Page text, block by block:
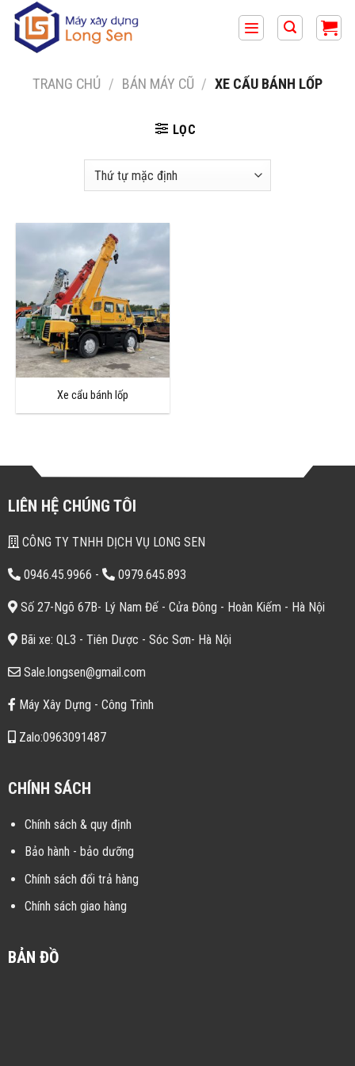
qua
TRANG CHỦ / BÁN MÁY CŨ / XE CẨU BÁNH LỐP
LỌC
Xe cẩu bánh lốp
LIÊN HỆ CHÚNG TÔI
CÔNG TY TNHH DỊCH VỤ LONG SEN
0946.45.9966 - 0979.645.893
Số 27-Ngõ 67B- Lý Nam Đế - Cửa Đông - Hoàn Kiếm - Hà Nội
Bãi xe: QL3 - Tiên Dược - Sóc Sơn- Hà Nội
Sale.longsen@gmail.com
Máy Xây Dựng - Công Trình
Zalo:0963091487
CHÍNH SÁCH
Chính sách & quy định
Bảo hành - bảo dưỡng
Chính sách đổi trả hàng
Chính sách giao hàng
BẢN ĐỒ